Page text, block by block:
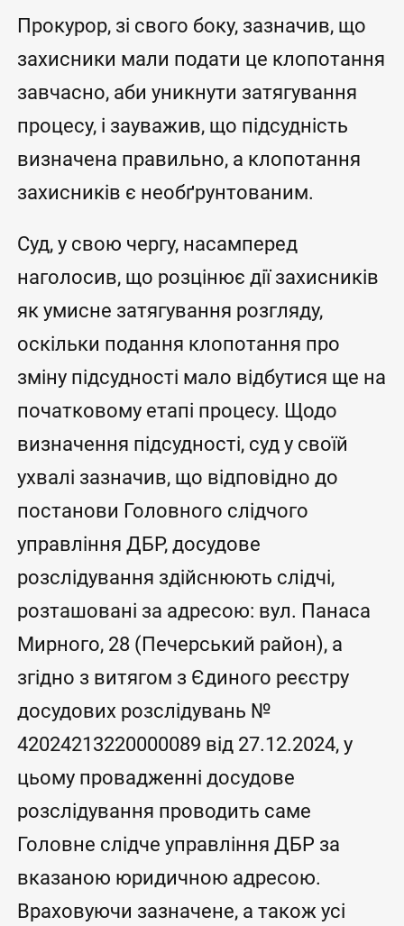
Прокурор, зі свого боку, зазначив, що
захисники мали подати це клопотання
завчасно, аби уникнути затягування
процесу, і зауважив, що підсудність
визначена правильно, а клопотання
захисників є необґрунтованим.
Суд, у свою чергу, насамперед
наголосив, що розцінює дії захисників
як умисне затягування розгляду,
оскільки подання клопотання про
зміну підсудності мало відбутися ще на
початковому етапі процесу. Щодо
визначення підсудності, суд у своїй
ухвалі зазначив, що відповідно до
постанови Головного слідчого
управління ДБР, досудове
розслідування здійснюють слідчі,
розташовані за адресою: вул. Панаса
Мирного, 28 (Печерський район), а
згідно з витягом з Єдиного реєстру
досудових розслідувань №
42024213220000089 від 27.12.2024, у
цьому провадженні досудове
розслідування проводить саме
Головне слідче управління ДБР за
вказаною юридичною адресою.
Враховуючи зазначене, а також усі